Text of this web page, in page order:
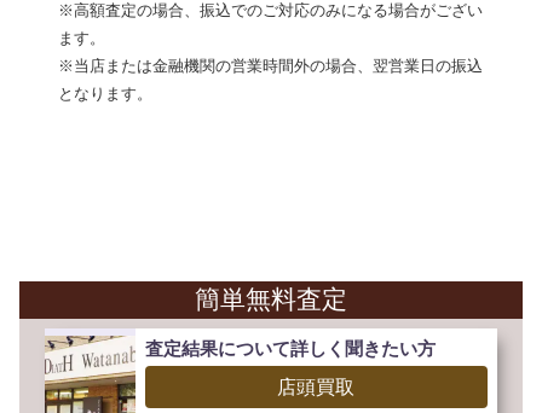
※高額査定の場合、振込でのご対応のみになる場合がござい
ます。
※当店または金融機関の営業時間外の場合、翌営業日の振込
となります。
簡単無料査定
査定結果について詳しく聞きたい方
店頭買取